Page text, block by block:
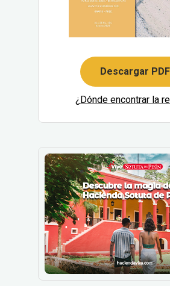
Descargar PDF
¿Dónde encontrar la